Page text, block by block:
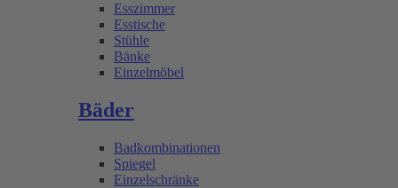
Esszimmer
Esstische
Stühle
Bänke
Einzelmöbel
Bäder
Badkombinationen
Spiegel
Einzelschränke